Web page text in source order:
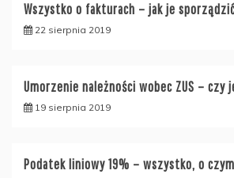
Wszystko o fakturach – jak je
22 sierpnia 2019
Umorzenie należności wobec ZUS –
19 sierpnia 2019
Podatek liniowy 19% – wszystko, o